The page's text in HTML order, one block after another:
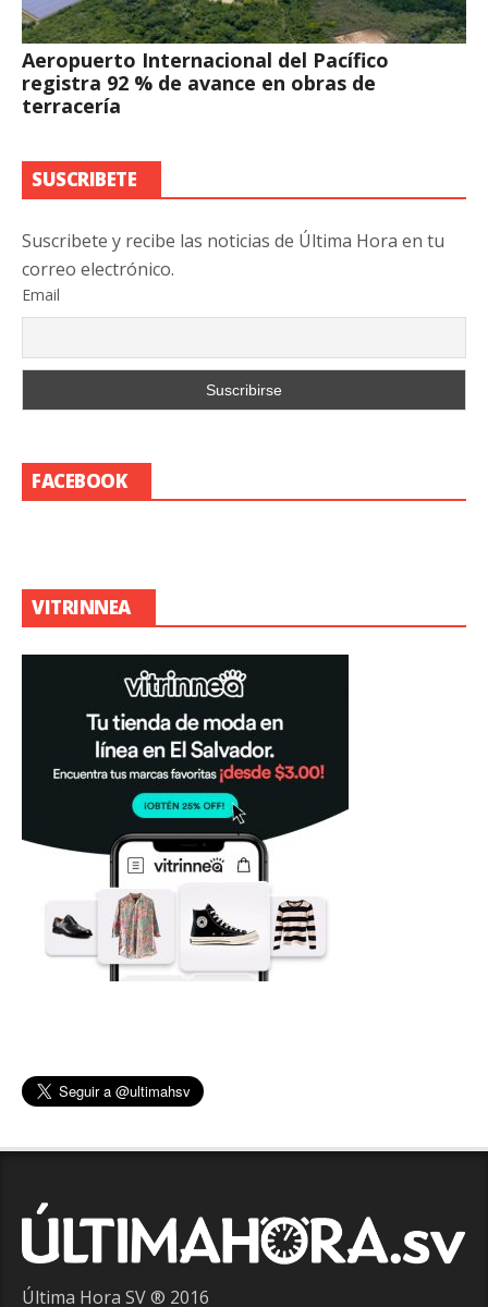
Aeropuerto Internacional del Pacífico
registra 92 % de avance en obras de
terracería
SUSCRIBETE
Suscribete y recibe las noticias de Última Hora en tu
correo electrónico.
Email
FACEBOOK
VITRINNEA
Última Hora SV ® 2016